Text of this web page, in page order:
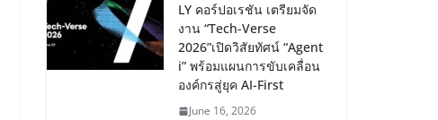
LY คอร์ปอเรชัน เตรียมจัด
งาน “Tech-Verse
2026”เปิดวิสัยทัศน์ “Agent
i” พร้อมแผนการขับเคลื่อน
องค์กรสู่ยุค AI-First
June 16, 2026